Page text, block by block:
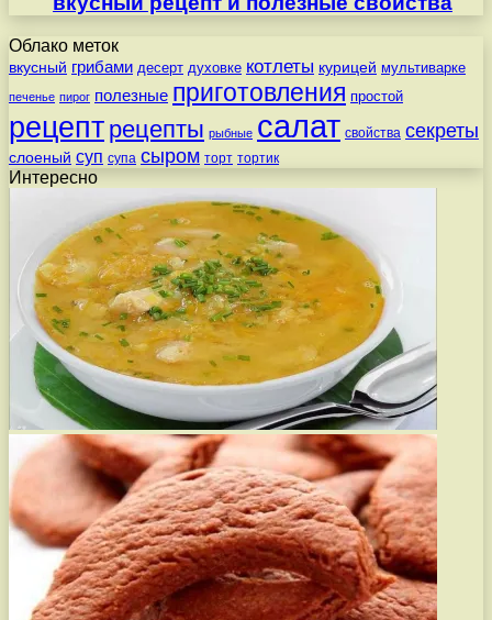
Облако меток
вкусный грибами десерт духовке котлеты курицей мультиварке
печенье пирог полезные приготовления простой
рецепт рецепты рыбные салат свойства секреты
слоеный суп супа сыром торт тортик
Интересно